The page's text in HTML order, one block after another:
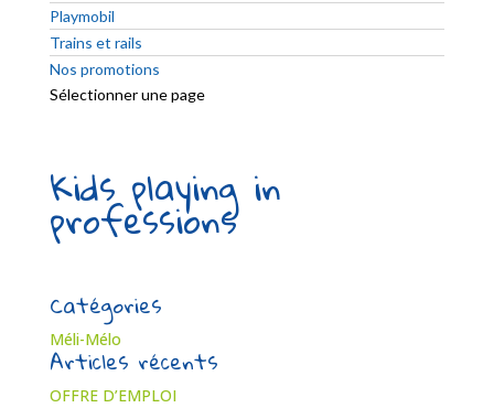
Playmobil
Trains et rails
Nos promotions
Sélectionner une page
Kids playing in
professions
Catégories
Méli-Mélo
Articles récents
OFFRE D’EMPLOI